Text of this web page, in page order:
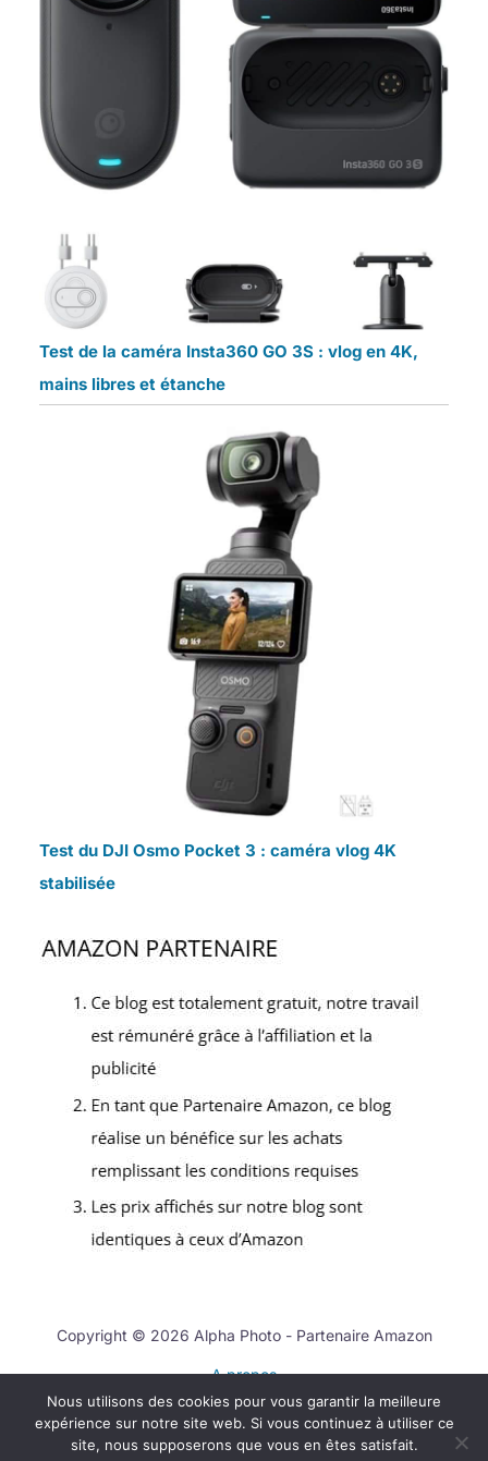
Test de la caméra Insta360 GO 3S : vlog en 4K,
mains libres et étanche
Test du DJI Osmo Pocket 3 : caméra vlog 4K
stabilisée
Copyright © 2026 Alpha Photo - Partenaire Amazon
A propos
Contact
Mentions légales
Nous utilisons des cookies pour vous garantir la meilleure
expérience sur notre site web. Si vous continuez à utiliser ce
site, nous supposerons que vous en êtes satisfait.